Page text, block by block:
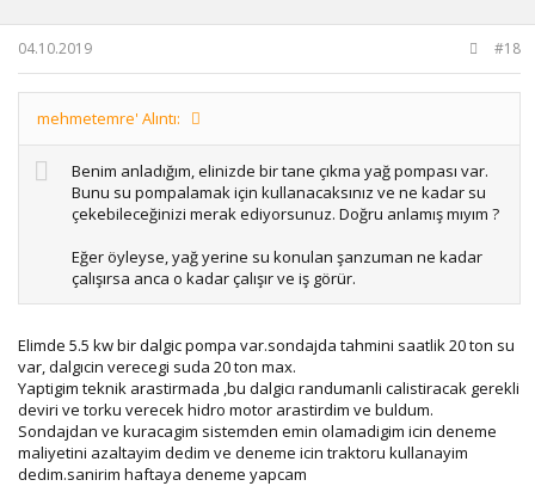
04.10.2019 #18
mehmetemre' Alıntı:
Benim anladığım, elinizde bir tane çıkma yağ pompası var.
Bunu su pompalamak için kullanacaksınız ve ne kadar su
çekebileceğinizi merak ediyorsunuz. Doğru anlamış mıyım ?
Eğer öyleyse, yağ yerine su konulan şanzuman ne kadar
çalışırsa anca o kadar çalışır ve iş görür.
Elimde 5.5 kw bir dalgic pompa var.sondajda tahmini saatlik 20 ton su
var, dalgıcin verecegi suda 20 ton max.
Yaptigim teknik arastirmada ,bu dalgicı randumanli calistiracak gerekli
deviri ve torku verecek hidro motor arastirdim ve buldum.
Sondajdan ve kuracagim sistemden emin olamadigim icin deneme
maliyetini azaltayim dedim ve deneme icin traktoru kullanayim
dedim.sanirim haftaya deneme yapcam